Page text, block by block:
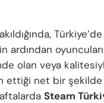
ardından
olan veya
ettiği net bir şekilde
Steam